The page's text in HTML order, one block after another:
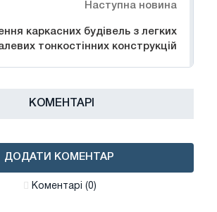
Наступна новина
каркасних будівель з легких
тонкостінних конструкцій
КОМЕНТАРІ
ДОДАТИ КОМЕНТАР
Коментарі (0)